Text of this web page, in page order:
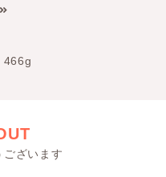
466g
ございます